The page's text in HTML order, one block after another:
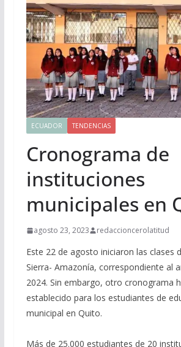
ECUADOR TENDENCIAS
Cronograma de
instituciones
municipales en
agosto 23, 2023 redaccioncerolatitud
Este 22 de agosto iniciaron las clases
Sierra- Amazonía, correspondiente al
2024. Sin embargo, otro cronograma
establecido para los estudiantes de
municipal en Quito.
Más de 25.000 estudiantes de 20